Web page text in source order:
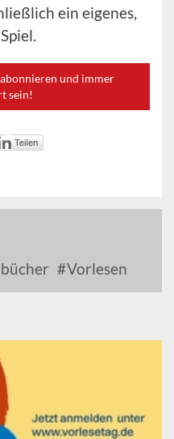
ein eigenes,
und immer
sein!
Vorlesen